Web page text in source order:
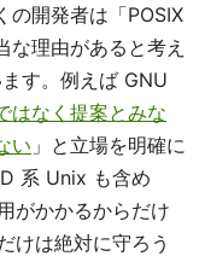
の開発者は「POSIX
な理由があると考え
す。例えば GNU
はなく提案とみな
い 」と立場を明確に
系 Unix も含め
がかかるからだけ
けは絶対に守ろう